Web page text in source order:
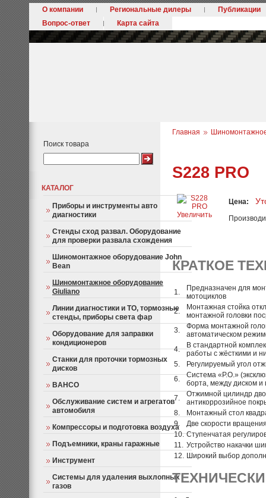
О компании Региональные дилеры
Публикации
Вопрос-ответ
Карта сайта
Поиск товара
КАТАЛОГ
Приборы и инструменты авто
диагностики
Стенды сход развал. Оборудование
для проверки развала схождения
Шиномонтажное оборудование John
Bean
Шиномонтажное оборудование
Giuliano
Линии диагностики и ТО, тормозные
стенды, приборы света фар
Оборудование для заправки
кондиционеров
Станки для проточки тормозных
дисков
BAHCO
Обслуживание систем и агрегатов
автомобиля
Компрессоры и подготовка воздуха
Подъемники, краны гаражные
Инструмент
Системы для удаления выхлопных
газов
Главная
S228 PRO
Увеличить
Цена:
КРАТКОЕ
1.
Предназначен для
мотоциклов
2.
Монтажная стойка
монтажной головки
3.
Форма монтажной
автоматическом
4.
В стандартной
работы с жёсткими и
5.
Регулируемый угол
6.
Система «P.O.»
борта, между диском
7.
Отжимной цилиндр
антикоррозийное
8.
Монтажный стол
9.
Две скорости
10. Ступенчатая
11. Устройство накачки
12. Широкий выбор